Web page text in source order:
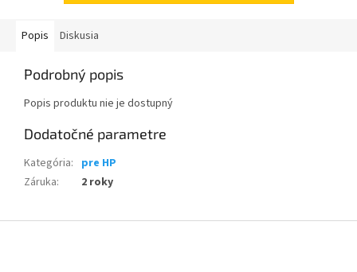
Popis Diskusia
Podrobný popis
Popis produktu nie je dostupný
Dodatočné parametre
Kategória: pre HP
Záruka: 2 roky